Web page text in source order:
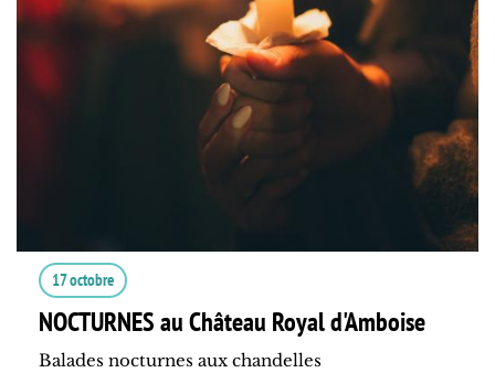
17 octobre
NOCTURNES au Château Royal d'Amboise
Balades nocturnes aux chandelles